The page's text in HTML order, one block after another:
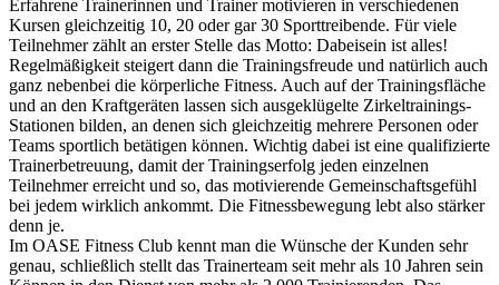
Erfahrene Trainerinnen und Trainer motivieren in verschiedenen
Kursen gleichzeitig 10, 20 oder gar 30 Sporttreibende. Für viele
Teilnehmer zählt an erster Stelle das Motto: Dabeisein ist alles!
Regelmäßigkeit steigert dann die Trainingsfreude und natürlich auch
ganz nebenbei die körperliche Fitness. Auch auf der Trainingsfläche
und an den Kraftgeräten lassen sich ausgeklügelte Zirkeltrainings-
Stationen bilden, an denen sich gleichzeitig mehrere Personen oder
Teams sportlich betätigen können. Wichtig dabei ist eine qualifizierte
Trainerbetreuung, damit der Trainingserfolg jeden einzelnen
Teilnehmer erreicht und so, das motivierende Gemeinschaftsgefühl
bei jedem wirklich ankommt. Die Fitnessbewegung lebt also stärker
denn je.
Im OASE Fitness Club kennt man die Wünsche der Kunden sehr
genau, schließlich stellt das Trainerteam seit mehr als 10 Jahren sein